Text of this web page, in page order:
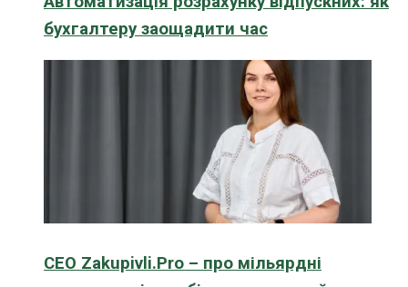
бухгалтеру заощадити час
CEO Zakupivli.Pro – про мільярдні